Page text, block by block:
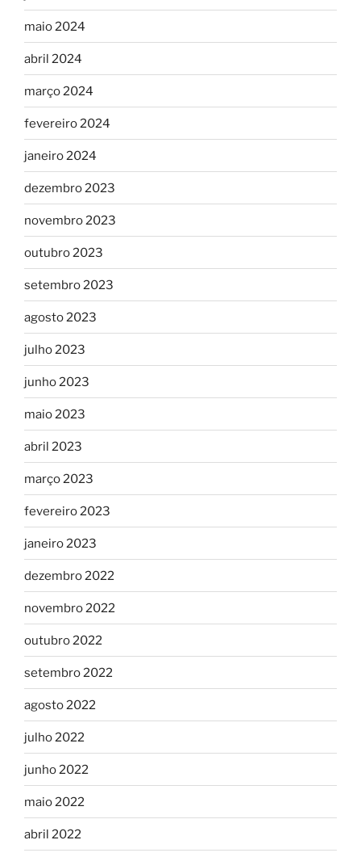
maio 2024
abril 2024
março 2024
fevereiro 2024
janeiro 2024
dezembro 2023
novembro 2023
outubro 2023
setembro 2023
agosto 2023
julho 2023
junho 2023
maio 2023
abril 2023
março 2023
fevereiro 2023
janeiro 2023
dezembro 2022
novembro 2022
outubro 2022
setembro 2022
agosto 2022
julho 2022
junho 2022
maio 2022
abril 2022